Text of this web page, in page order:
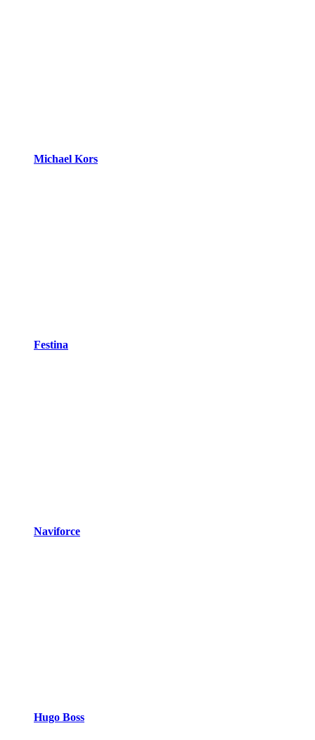
Michael Kors
Festina
Naviforce
Hugo Boss